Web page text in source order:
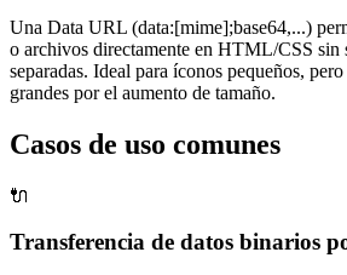
Una Data URL (data:[mime];base64,...)
o archivos directamente en HTML/CSS sin
separadas. Ideal para íconos pequeños,
grandes por el aumento de tamaño.
Casos de uso comunes
🔌
Transferencia de datos binarios